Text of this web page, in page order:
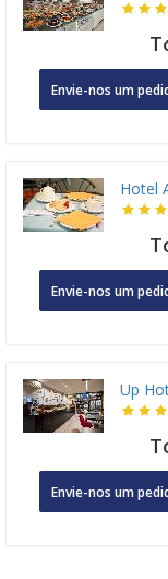
Envie-nos um
Hotel
Envie-nos um
Up
Envie-nos um